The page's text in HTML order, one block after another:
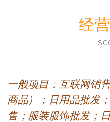
经
一般项目：互联网销
商品）；日用品批发
售；服装服饰批发；